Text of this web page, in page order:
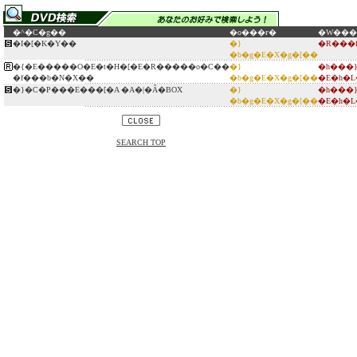
�^�C�g�� �o���ғ�
�I�[�K�Y��
�}
�b�g�E�X�g�[��
�{�E�����O�E�t�H�[�E�R�����o�C��
�f���b�N�X��
�}
�b�g�E�X�g�[��
�h���}
�}�C�P���E���[�A �A�|�Ȃ�BOX
�}
�b�g�E�X�g�[��
�h���}
SEARCH TOP